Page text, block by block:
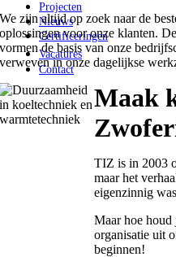
Projecten
Nieuws
Certificeringen
Vacatures
Contact
We zijn altijd op zoek naar de
oplossingen voor onze klanten.
vormen de basis van onze
verweven in onze dagelijkse
Maak
TIZ is in 2003
maar het
eigenzinnig
Maar hoe houd
organisatie uit
beginnen!